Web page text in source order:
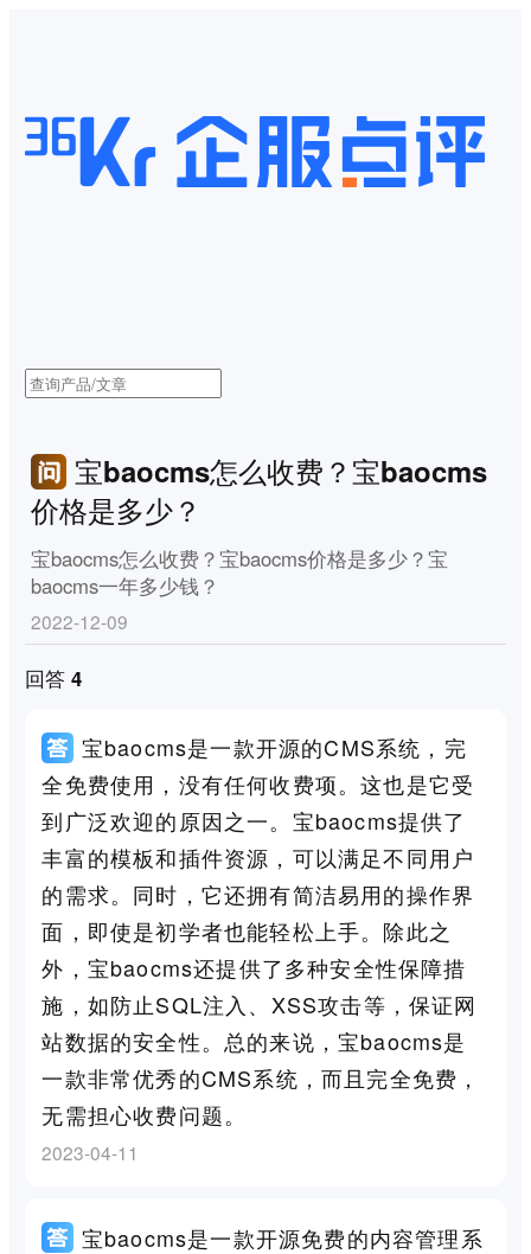
宝baocms怎么收费？宝baocms
价格是多少？
宝baocms怎么收费？宝baocms价格是多少？宝
baocms一年多少钱？
2022-12-09
回答 4
宝baocms是一款开源的CMS系统，完
全免费使用，没有任何收费项。这也是它受
到广泛欢迎的原因之一。宝baocms提供了
丰富的模板和插件资源，可以满足不同用户
的需求。同时，它还拥有简洁易用的操作界
面，即使是初学者也能轻松上手。除此之
外，宝baocms还提供了多种安全性保障措
施，如防止SQL注入、XSS攻击等，保证网
站数据的安全性。总的来说，宝baocms是
一款非常优秀的CMS系统，而且完全免费，
无需担心收费问题。
2023-04-11
宝baocms是一款开源免费的内容管理系